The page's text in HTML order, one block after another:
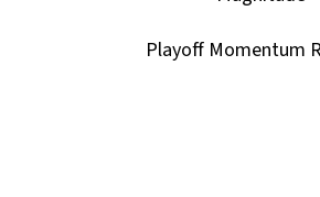
Playoff Momentum